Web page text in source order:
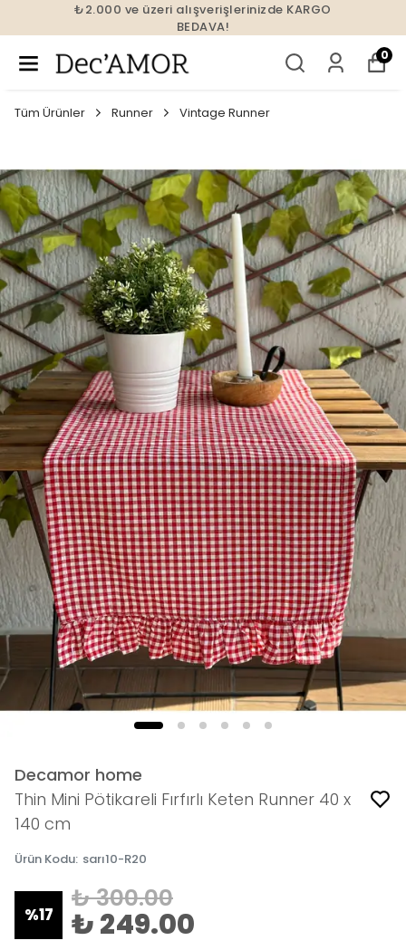
₺2.000 ve üzeri alışverişlerinizde KARGO
BEDAVA!
0
Tüm Ürünler Runner Vintage Runner
Decamor home
Thin Mini Pötikareli Fırfırlı Keten Runner 40 x
140 cm
Ürün Kodu: sarı10-R20
%17
₺ 300.00
₺ 249.00